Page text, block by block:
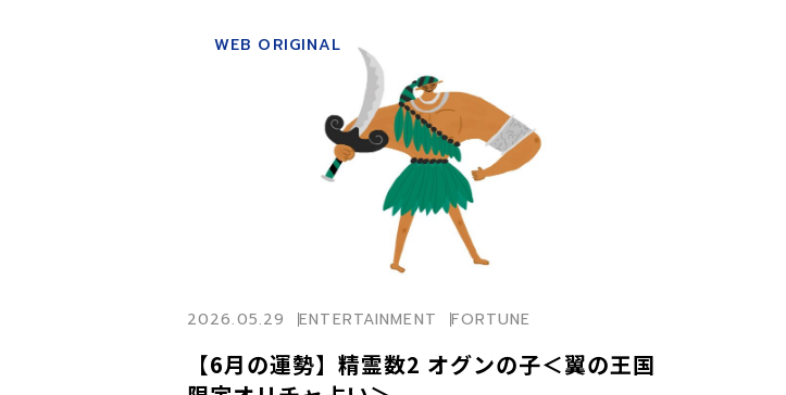
【6月の運勢】精霊数2 オグンの子＜翼の王国
2026.05.29 ENTERTAINMENT FORTUNE
WEB ORIGINAL